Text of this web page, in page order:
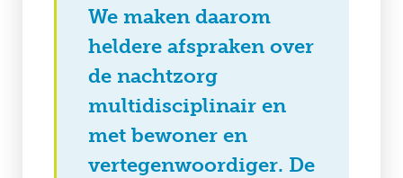
We maken daarom
heldere afspraken over
de nachtzorg
multidisciplinair en
met bewoner en
vertegenwoordiger. De